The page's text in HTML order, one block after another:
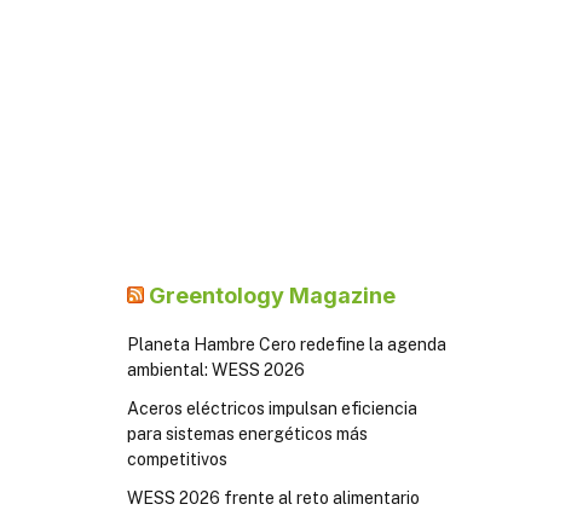
Greentology Magazine
Planeta Hambre Cero redefine la agenda
ambiental: WESS 2026
Aceros eléctricos impulsan eficiencia
para sistemas energéticos más
competitivos
WESS 2026 frente al reto alimentario